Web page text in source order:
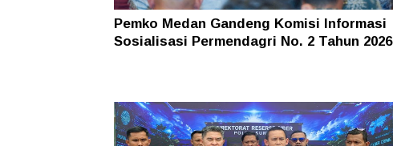
Pemko Medan Gandeng Komisi Informasi
Sosialisasi Permendagri No. 2 Tahun 2026